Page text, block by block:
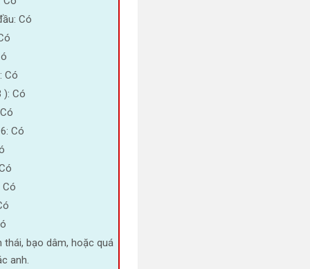
Có
Có
): Có
Có
Có
thái, bạo dâm, hoặc quá
anh.